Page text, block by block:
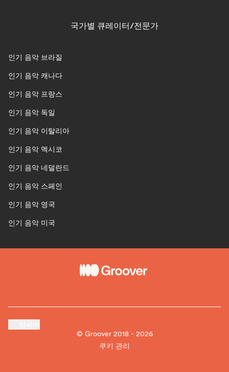
국가별 큐레이터/전문가
인기 음악 브라질
인기 음악 캐나다
인기 음악 프랑스
인기 음악 독일
인기 음악 이탈리아
인기 음악 멕시코
인기 음악 네덜란드
인기 음악 스페인
인기 음악 영국
인기 음악 미국
© Groover 2018 - 2026
쿠키 관리